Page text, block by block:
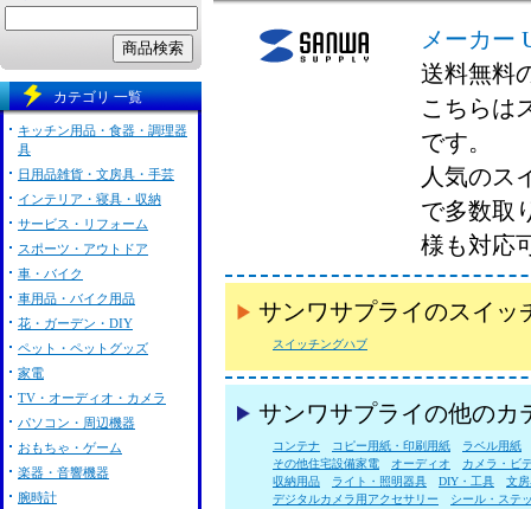
メーカー
送料無料
こちらは
です。
人気のス
で多数取
様も対応
サンワサプライのスイッ
スイッチングハブ
サンワサプライの他のカ
コンテナ コピー用紙・印刷用紙
ラベル用紙
その他住宅設備家電
オーディオ
カメラ・ビ
収納用品
ライト・照明器具 DIY・工具
文
デジタルカメラ用アクセサリー
シール・ステ
カテゴリ 一覧
キッチン用品・食器・調理器
具
日用品雑貨・文房具・手芸
インテリア・寝具・収納
サービス・リフォーム
スポーツ・アウトドア
車・バイク
車用品・バイク用品
花・ガーデン・DIY
ペット・ペットグッズ
家電
TV・オーディオ・カメラ
パソコン・周辺機器
おもちゃ・ゲーム
楽器・音響機器
腕時計